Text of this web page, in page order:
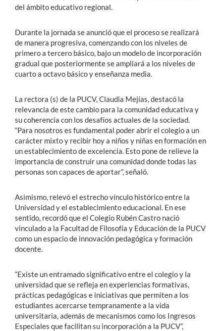
del ámbito educativo regional.
Durante la jornada se anunció que el proceso se realizará
de manera progresiva, comenzando con los niveles de
primero a tercero básico, bajo un modelo de incorporación
gradual que posteriormente se ampliará a los niveles de
cuarto a octavo básico y enseñanza media.
La rectora (s) de la PUCV, Claudia Mejías, destacó la
relevancia de este cambio para la comunidad educativa y
su coherencia con los desafíos actuales de la sociedad.
“Para nosotros es fundamental poder abrir el colegio a un
carácter mixto y recibir hoy a niños y niñas en formación en
un establecimiento de excelencia. Esto pone de relieve la
importancia de construir una comunidad donde todas las
personas son capaces de aportar”, señaló.
Asimismo, relevó el estrecho vínculo histórico entre la
Universidad y el establecimiento educacional. En ese
sentido, recordó que el Colegio Rubén Castro nació
vinculado a la Facultad de Filosofía y Educación de la PUCV
como un espacio de innovación pedagógica y formación
docente.
“Existe un entramado significativo entre el colegio y la
universidad que se refleja en experiencias formativas,
prácticas pedagógicas e iniciativas que permiten a los
estudiantes acercarse tempranamente a la vida
universitaria, además de mecanismos como los Ingresos
Especiales que facilitan su incorporación a la PUCV”,